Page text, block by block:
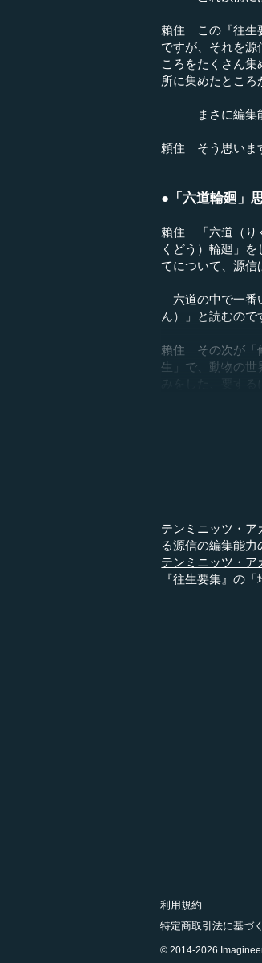
賴住 この『往生
ですが、それを源
ころをたくさん
所に集めたところ
―― まさに編集能
頼住 そう思いま
●「六道輪廻」
賴住 「六道（り
くどう）輪廻」
てについて、源信
六道の中で一番
ん）」と読むので
賴住 その次が「
生」で、動物の世
テンミニッツ・ア
る源信の編集能力
テンミニッツ・ア
『往生要集』の
利用規約
特定商取引法に基づ
© 2014-2026